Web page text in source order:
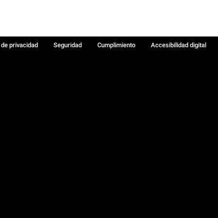
privacidad Seguridad Cumplimiento
Accesibilidad digital